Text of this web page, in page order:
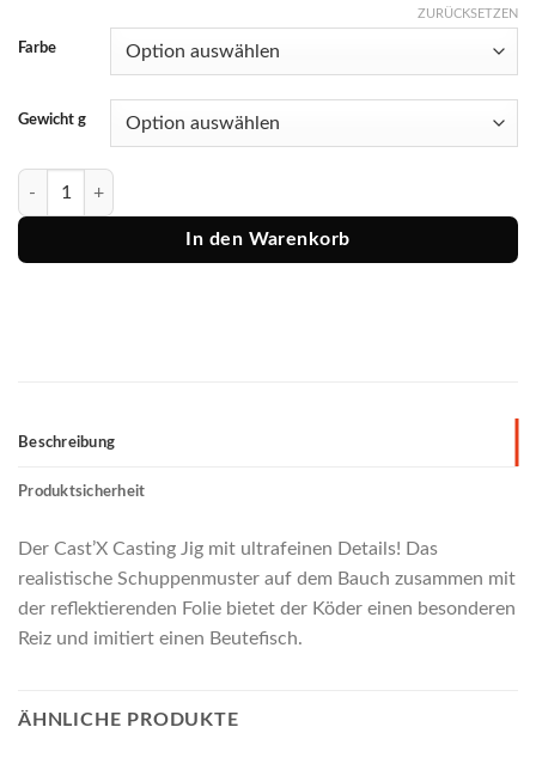
Farbe
Gewicht g
ZURÜCKSETZEN
Spro Köder Cast`x Menge
In den Warenkorb
Beschreibung
Produktsicherheit
Der Cast’X Casting Jig mit ultrafeinen Details! Das
realistische Schuppenmuster auf dem Bauch zusammen mit
der reflektierenden Folie bietet der Köder einen besonderen
Reiz und imitiert einen Beutefisch.
ÄHNLICHE PRODUKTE